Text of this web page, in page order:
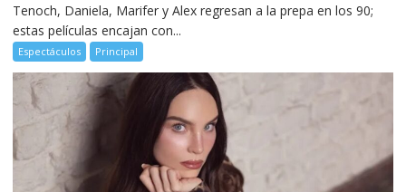
Tenoch, Daniela, Marifer y Alex regresan a la prepa en los 90;
estas películas encajan con...
Espectáculos Principal